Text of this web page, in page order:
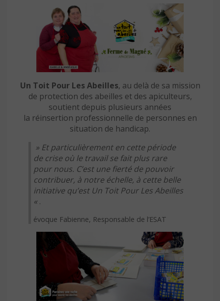
Un Toit Pour Les Abeilles, au delà de sa mission
de protection des abeilles et des apiculteurs,
soutient depuis plusieurs années
la réinsertion professionnelle de personnes en
situation de handicap.
» Et particulièrement en cette période
de crise où le travail se fait plus rare
pour nous. C’est une fierté de pouvoir
contribuer, à notre échelle, à cette belle
initiative qu’est Un Toit Pour Les Abeilles
«.
évoque Fabienne, Responsable de l’ESAT